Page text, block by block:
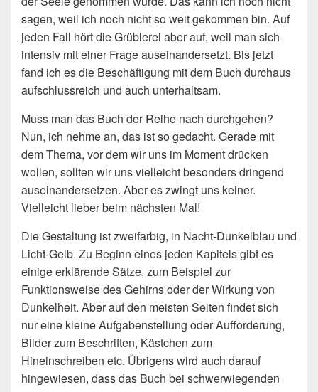
sagen, weil ich noch nicht so weit gekommen bin. Auf
jeden Fall hört die Grüblerei aber auf, weil man sich
intensiv mit einer Frage auseinandersetzt. Bis jetzt
fand ich es die Beschäftigung mit dem Buch durchaus
aufschlussreich und auch unterhaltsam.
Muss man das Buch der Reihe nach durchgehen?
Nun, ich nehme an, das ist so gedacht. Gerade mit
dem Thema, vor dem wir uns im Moment drücken
wollen, sollten wir uns vielleicht besonders dringend
auseinandersetzen. Aber es zwingt uns keiner.
Vielleicht lieber beim nächsten Mal!
Die Gestaltung ist zweifarbig, in Nacht-Dunkelblau und
Licht-Gelb. Zu Beginn eines jeden Kapitels gibt es
einige erklärende Sätze, zum Beispiel zur
Funktionsweise des Gehirns oder der Wirkung von
Dunkelheit. Aber auf den meisten Seiten findet sich
nur eine kleine Aufgabenstellung oder Aufforderung,
Bilder zum Beschriften, Kästchen zum
Hineinschreiben etc. Übrigens wird auch darauf
hingewiesen, dass das Buch bei schwerwiegenden